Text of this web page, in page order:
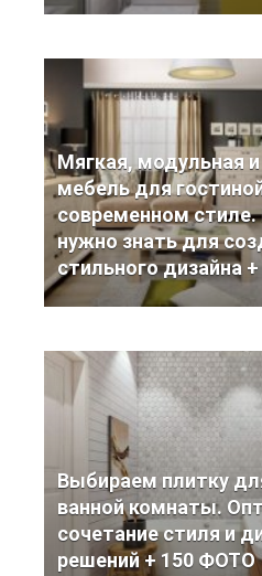
Мягкая, модульная и
мебель для
современном стиле.
нужно знать для
стильного дизайна
Выбираем плитку
ванной комнаты.
сочетание стиля и
решений + 150 ФОТО